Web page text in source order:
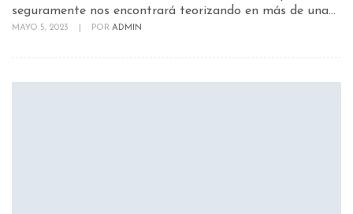
seguramente nos encontrará teorizando en más de una...
MAYO 5, 2023 POR ADMIN